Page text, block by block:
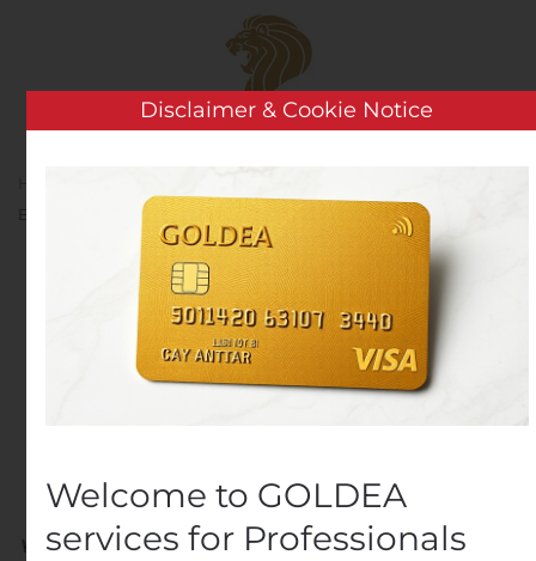
Skip to main content
Bjellerup ny chefekonom på Riksgälden
Mårten Bjellerup ny
chefekonom på
Riksgälden
Disclaimer & Cookie Notice
Welcome to GOLDEA
services for Professionals